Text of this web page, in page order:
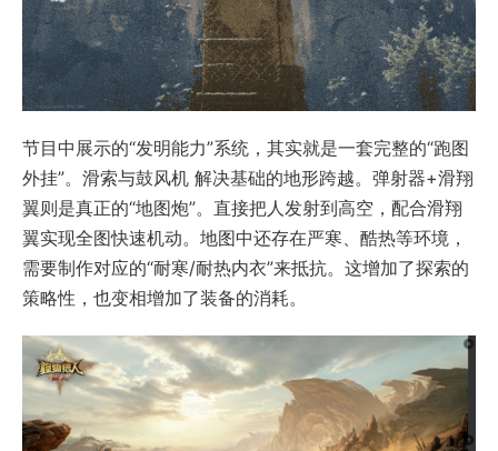
节目中展示的“发明能力”系统，其实就是一套完整的“跑图
外挂”。滑索与鼓风机 解决基础的地形跨越。弹射器+滑翔
翼则是真正的“地图炮”。直接把人发射到高空，配合滑翔
翼实现全图快速机动。地图中还存在严寒、酷热等环境，
需要制作对应的“耐寒/耐热内衣”来抵抗。这增加了探索的
策略性，也变相增加了装备的消耗。